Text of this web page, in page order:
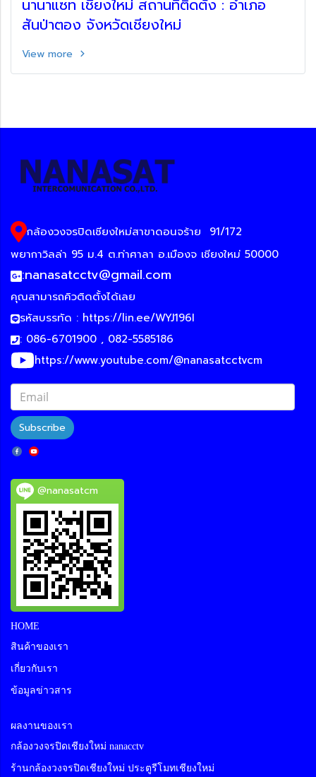
นานาแซท เชียงใหม่ สถานที่ติดตั้ง : อำเภอ
สันป่าตอง จังหวัดเชียงใหม่
View more
กล้องวงจรปิดเชียงใหม่สาขาดอนจร้าย
91/172
พยากาวิลล่า 95 ม.4 ต.ท่าศาลา อ.เมืองจ เชียงใหม่ 50000
:nanasatcctv@gmail.com
คุณสามารถคิวติดตั้งได้เลย
รหัสบรรทัด : https://lin.ee/WYJ196I
: 086-6701900 , 082-5585186
https://www.youtube.com/@nanasatcctvcm
Subscribe
@nanasatcm
HOME
สินค้าของเรา
เกี่ยวกับเรา
ข้อมูลข่าวสาร
ผลงานของเรา
กล้องวงจรปิดเชียงใหม่ nanacctv
ร้านกล้องวงจรปิดเชียงใหม่ ประตูรีโมทเชียงใหม่